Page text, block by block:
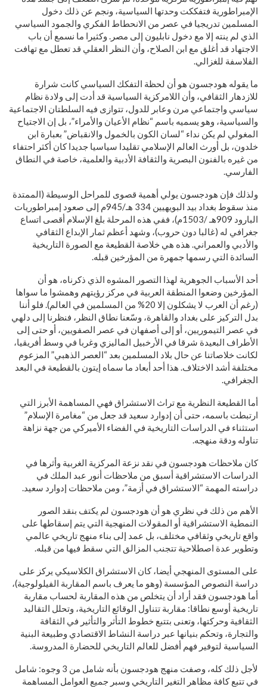
الإمبراطورية فتفككت وحدتها السياسية، ونجم عن ذلك دخول
المسلمين تدريجيا في عصر من الانحطاط الفكري والجمود السياسي
الذي لم ينته إلا مع دخول نابليون إلى مصر. وكثيرا ما نسمع أن باب
الاجتهاد قد أغلق مع ابن الصلاح، وأن النظر العقلي قد تعطل مع تهافت
الفلاسفة للغزالي.
ما يقوله هودجسون هو أن لحظة التفكك السياسي كانت شرارة
للازدهار الثقافي، وأن اللامركزية السياسية قد أدت إلى ولادة نظام
سياسي واجتماعي مرن وعابر للدول، تتوازى فيه السلطتان الاجتماعية
والسياسية، وهو يسميه باسم “نظام الأعيان والأمراء”، بل إن الاجتياح
المغولي لم يكن نداء “لسان الكون بالخمول والانقباض” بعبارة ابن
خلدون، بل أورث العالم الإسلامي تقليدا سياسيا جديدا كان أكثر احتفاء
من غيره بالفنون البصرية والثقافة الأدبية والعلمية، خاصة في النطاق
الفارسي.
ولذلك فإن هودجسون يولي أهمية قصوى للمراحل الوسيطة (الممتدة
منذ سقوط بغداد بيد البويهيين 334 هـ/945م إلى صعود إمبراطوريات
البارود 909هـ /1503م)، ففي هذه المرحلة بلغ الإسلام أقصى اتساع
جغرافي له (غالبا دون حروب)، وشهد أعظم ثمار الإبداع الثقافي
والأدبي والعمراني. هذه هي خلاصة القطيعة مع الصورة التاريخية
السائدة التي رسمها جمهرة من المؤرخين قبله.
أحد الأسباب الجوهرية لهذا التصور المشوه الذي ذكرناه، هو أن
المؤرخين وضعوا المنطقة العربية في مركز رؤيتهم وهمشوا ما سواها
(رغم أن العرب لا يشكلون إلا 20% من المسلمين في العالم). فلو أننا
بدل التركيز على بغداد والقاهرة، وسّعنا نطاق النظر، فنظرنا إلى دلهي
في عصر التيموريين، أو إلى أصفهان في عصر الصفويين، أو حتى إلى
الأطراف البعيدة شرقا في الأرخبيل الماليزي وغربا في وسط أفريقيا،
لكانت خلاصاتنا عن حال بلاد المسلمين بعد “العصر الذهبي” المزعوم
مختلفة أشد الاختلاف. هذا أحد أبعاد ما سماه إيتون بالقطيعة في البعد
الجغرافي.
أما القطيعة النظرية مع تراث الاستشراق فهي المساهمة الأبرز التي
ارتبطت باسمه، حتى أن إدوارد سعيد قد جعل من “مغامرة الإسلام”
استثناء في الدراسات التاريخية في الفضاء الأميركي من جهة نزاهة
تناوله ودقة منهجه.
كان ملاحظات هودجسون في نقد نزعة المركزية الغربية وأثرها في
الدراسات الاستشراقية أسبق من ملاحظات أنور عبد الملك في
دراسته المهمة “الاستشراق في أزمة”، ومن ملاحظات إدوارد سعيد.
الأهم من ذلك في نظري هو أن هودجسون لم يكتف بنقد الصور
النمطية الاستشراقية أو المقولات المنهجية التي يتم إسقاطها على
واقع تاريخي وثقافي مختلف، بل عمد إلى بناء منهج تاريخي عالمي
وتطوير عدة اصطلاحية تتجنب المزالق التي سقط فيها من قبله.
على المستوى المنهجي أيضا، كان الاستشراق الكلاسيكي يركز على
دراسة النصوص المؤسسة (وهو ما يعرف باسم المقاربة الفيلولوجية)،
أما هودجسون فقد أراد أن يتخلص من هذه المقاربة لحساب مقاربة
تاريخية أوسع نطاقا: مقاربة تتناول الوقائع التاريخية، وتحلل التقاليد
الثقافية وحركتها، وتعنى بتتبع خطوط التأثر والتأثير في الثقافة
والتجارة، وتحكم بنيانها عبر دراسة النشاط الاقتصادي وطبيعة البنية
السياسية لتوفير فهم أفضل للعالم التاريخي للحضارة المدروسة.
لأجل ذلك كله، وصفت منهج هودجسون بأنه شامل من 3 وجوه: شامل
في تتبع كافة مظاهر التغير التاريخي وسبر جميع العوامل المساهمة